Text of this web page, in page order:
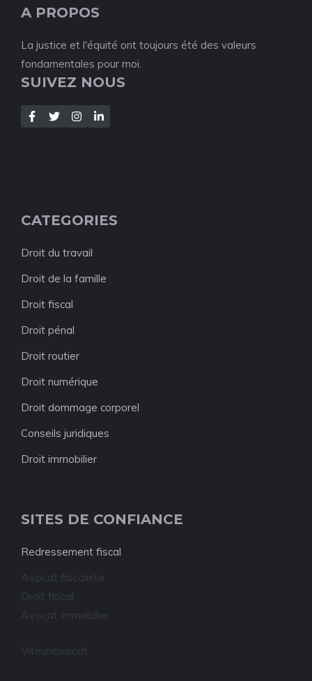
A PROPOS
La justice et l'équité ont toujours été des valeurs
fondamentales pour moi.
SUIVEZ NOUS
CATEGORIES
Droit du travail
Droit de la famille
Droit fiscal
Droit pénal
Droit routier
Droit numérique
Droit dommage corporel
Conseils juridiques
Droit immobilier
SITES DE CONFIANCE
Redressement fiscal
Avocat fiscaliste
Droit fiscal
Avocat immobilier
Viteunavocat